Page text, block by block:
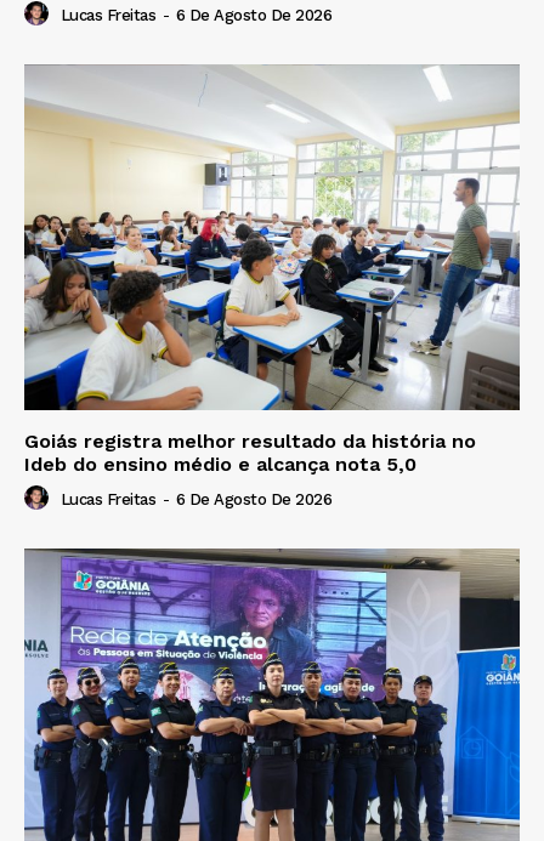
Lucas Freitas - 6 De Agosto De 2026
Goiás registra melhor resultado da história no
Ideb do ensino médio e alcança nota 5,0
Lucas Freitas - 6 De Agosto De 2026